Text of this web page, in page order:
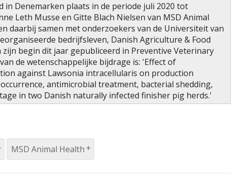
in Denemarken plaats in de periode juli 2020 tot
Leth Musse en Gitte Blach Nielsen van MSD Animal
daarbij samen met onderzoekers van de Universiteit van
bedrijfsleven, Danish Agriculture & Food
zijn begin dit jaar gepubliceerd in Preventive Veterinary
de wetenschappelijke bijdrage is: 'Effect of
against Lawsonia intracellularis on production
antimicrobial treatment, bacterial shedding,
in two Danish naturally infected finisher pig herds.'
MSD Animal Health